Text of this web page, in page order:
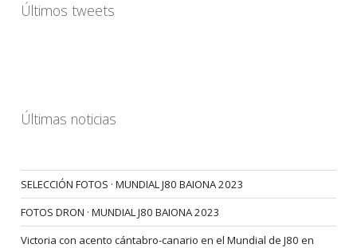
Últimos tweets
Últimas noticias
SELECCIÓN FOTOS · MUNDIAL J80 BAIONA 2023
FOTOS DRON · MUNDIAL J80 BAIONA 2023
Victoria con acento cántabro-canario en el Mundial de J80 en